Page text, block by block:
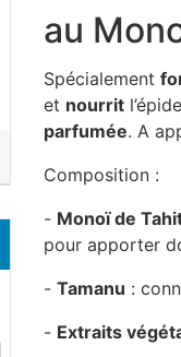
au
Spécialement
et nourrit
parfumée. A
Composition :
- Monoï de
pour apporter
- Tamanu :
- Extraits